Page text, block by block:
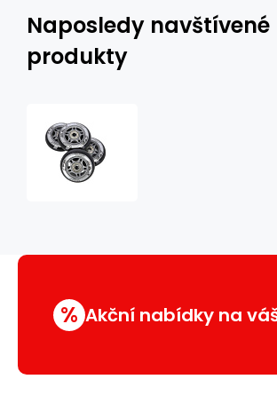
Naposledy navštívené
produkty
ABEC9
% Akční nabídky na